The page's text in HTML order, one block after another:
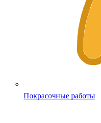
Покрасочные работы